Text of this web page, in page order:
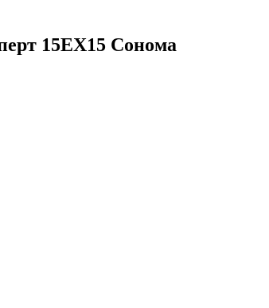
15ЕХ15 Сонома